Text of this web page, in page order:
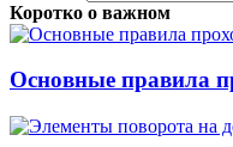
Коротко о важном
Основные правила